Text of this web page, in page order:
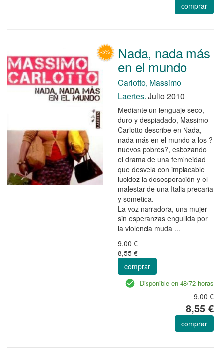
comprar
Nada, nada más
en el mundo
Carlotto, Massimo
Laertes. Julio 2010
Mediante un lenguaje seco,
duro y despiadado, Massimo
Carlotto describe en Nada,
nada más en el mundo a los ?
nuevos pobres?, esbozando
el drama de una femineidad
que desvela con implacable
lucidez la desesperación y el
malestar de una Italia precaria
y sometida.
La voz narradora, una mujer
sin esperanzas engullida por
la violencia muda ...
9,00 €
8,55 €
comprar
Disponible en 48/72 horas
9,00 €
8,55 €
comprar